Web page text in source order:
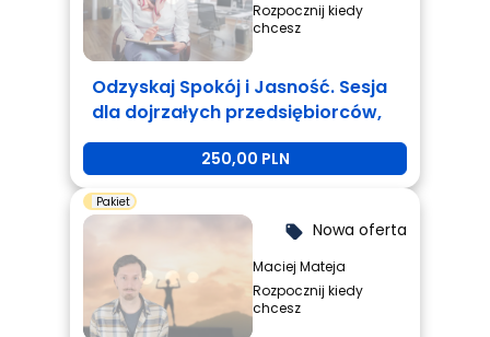
Rozpocznij kiedy
chcesz
Odzyskaj Spokój i Jasność. Sesja
dla dojrzałych przedsiębiorców,
którzy są zmęczeni i potrzebują
250,00 PLN
Pakiet
local_offer Nowa oferta
Maciej Mateja
Rozpocznij kiedy
chcesz